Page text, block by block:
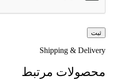
Shipping & Delivery
محصولات مرتبط